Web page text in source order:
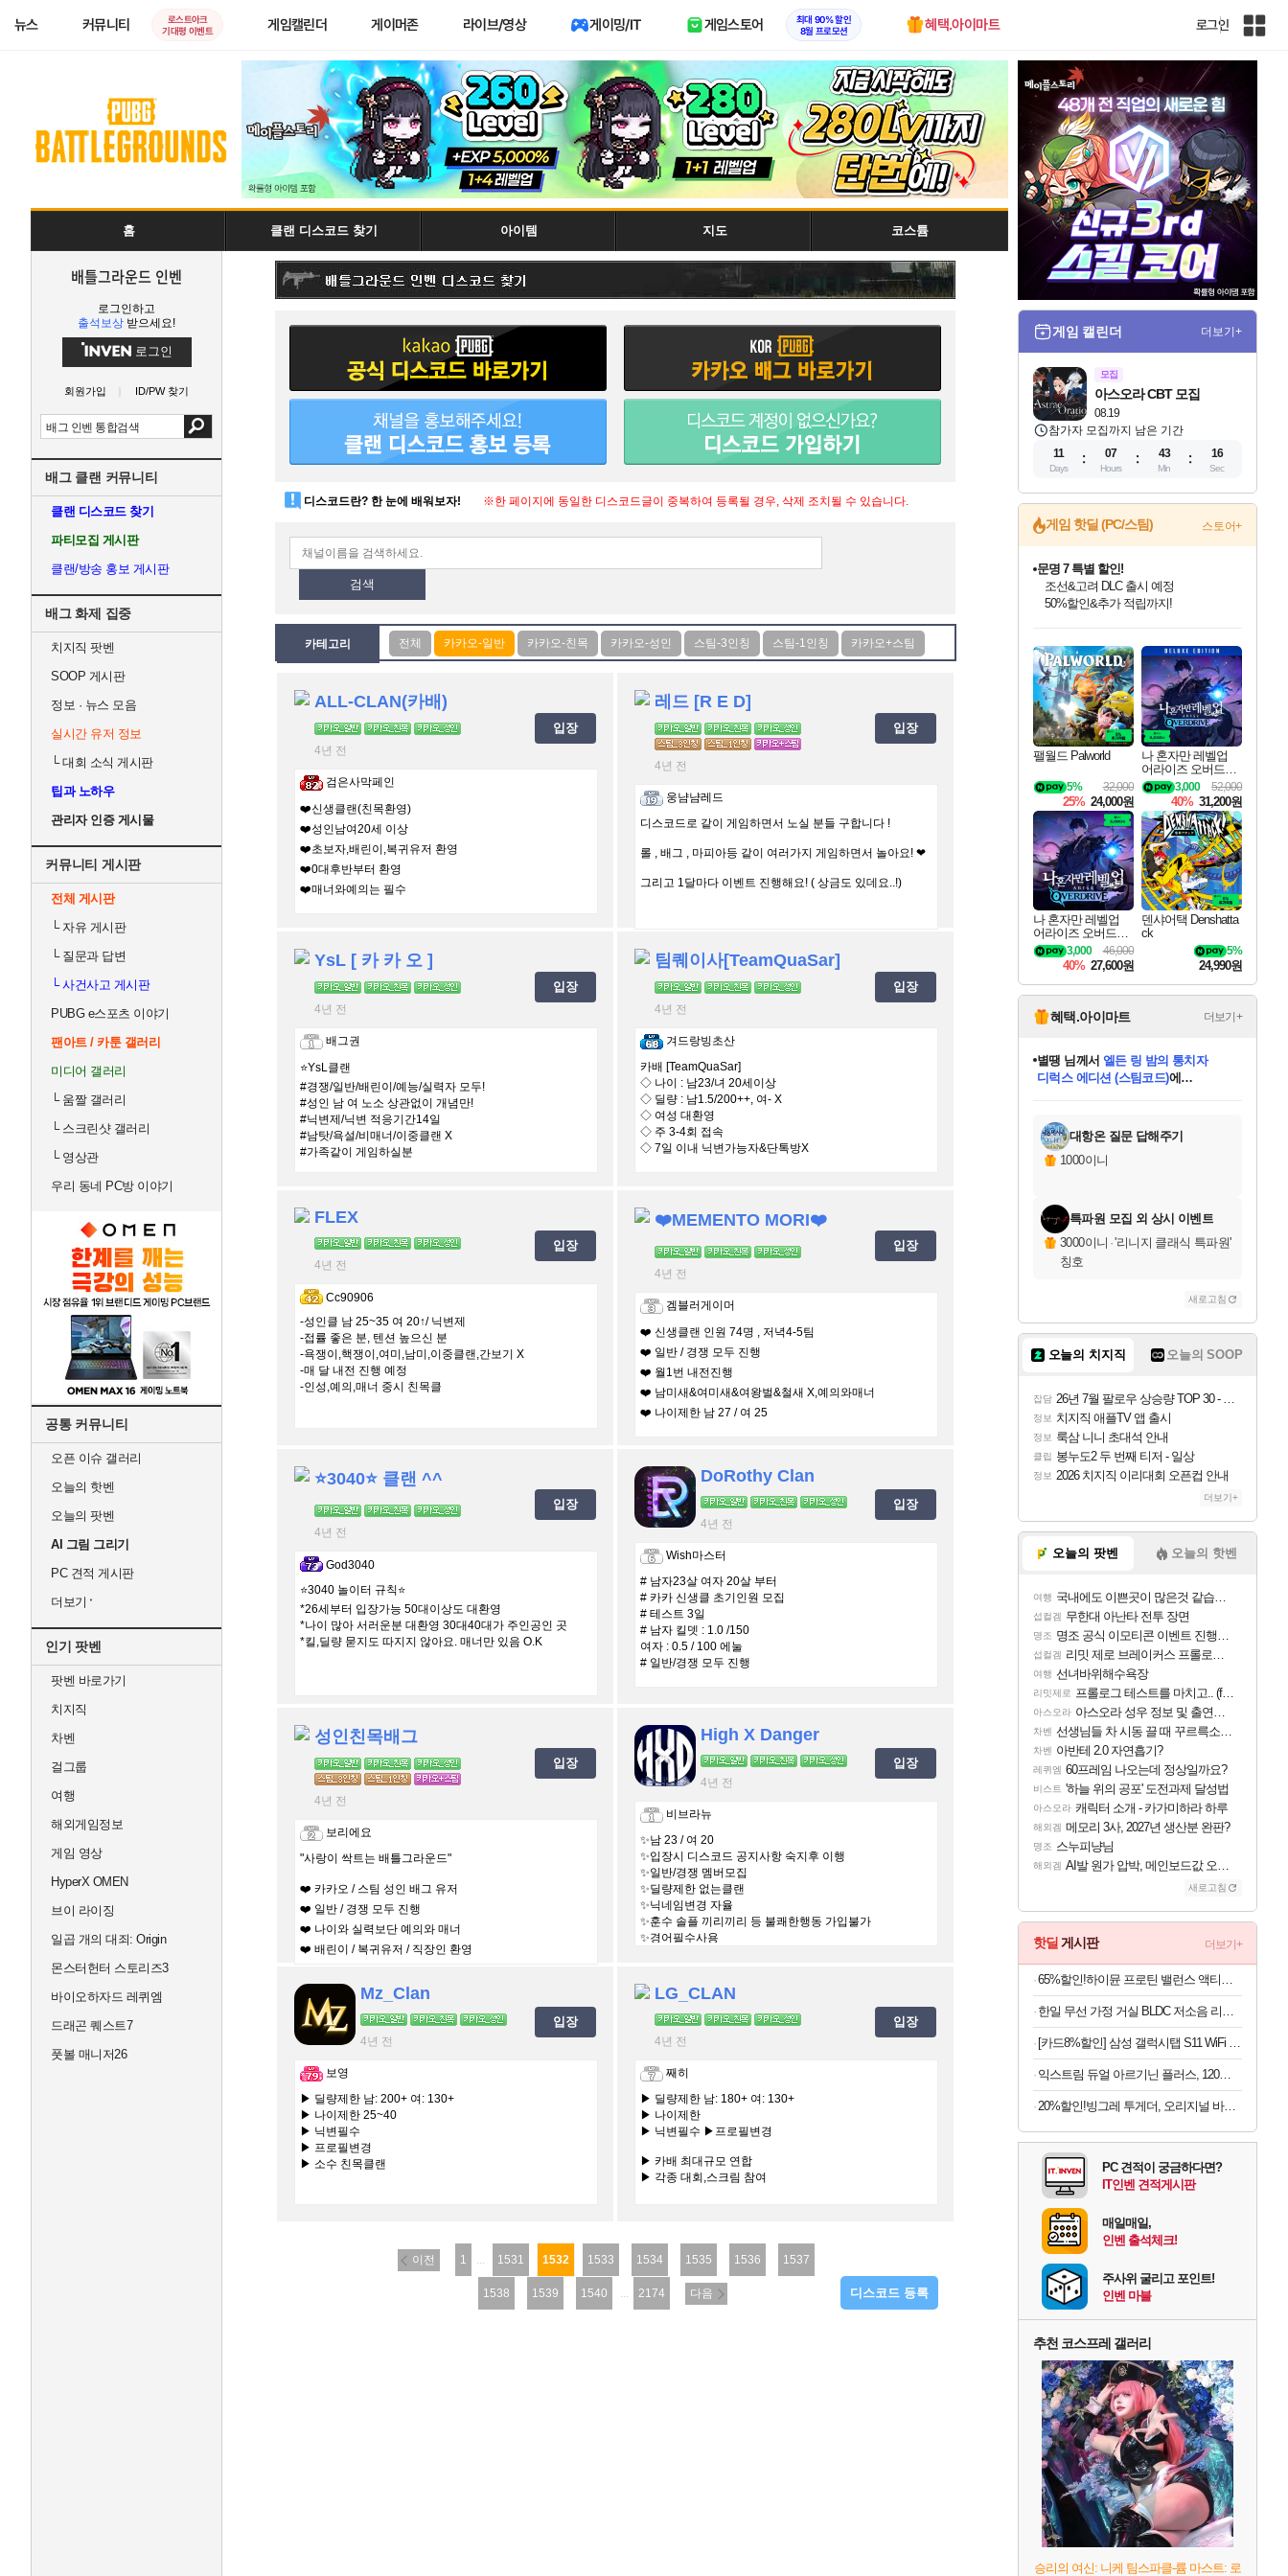
뉴스 커뮤니티
로스트아크
기대평 이벤트
게임캘린더 게이머존 라이브/영상 게이밍/IT 게임스토어
최대 90% 할인
8월 프로모션
혜택.아이마트 로그인
인
홈 클랜 디스코드 찾기 아이템 지도 코스튬
배틀그라운드 인벤
로그인하고
출석보상 받으세요!
로그인
회원가입 ID/PW 찾기
배그 클랜 커뮤니티
클랜 디스코드 찾기
파티모집 게시판
클랜/방송 홍보 게시판
배그 화제 집중
치지직 팟벤
SOOP 게시판
정보 · 뉴스 모음
실시간 유저 정보
└대회 소식 게시판
팁과 노하우
관리자 인증 게시물
커뮤니티 게시판
전체 게시판
└자유 게시판
└질문과 답변
└사건사고 게시판
PUBG e스포츠 이야기
팬아트 / 카툰 갤러리
미디어 갤러리
└움짤 갤러리
└스크린샷 갤러리
└영상관
우리 동네 PC방 이야기
공통 커뮤니티
오픈 이슈 갤러리
오늘의 핫벤
오늘의 팟벤
AI 그림 그리기
PC 견적 게시판
더보기
인기 팟벤
팟벤 바로가기
치지직
차벤
걸그룹
여행
해외게임정보
게임 영상
HyperX OMEN
브이 라이징
일곱 개의 대죄: Origin
몬스터헌터 스토리즈3
바이오하자드 레퀴엠
드래곤 퀘스트7
풋볼 매니저26
디스코드란? 한 눈에 배워보자! ※한 페이지에 동일한 디스코드글이 중복하여 등록될 경우, 삭제 조치될 수 있습니다.
검색
카테고리
ALL-CLAN(카배)
4년 전
입장
검은사막페인
❤️신생클랜(친목환영)
❤️성인남여20세 이상
❤️초보자,배린이,복귀유저 환영
❤️0대후반부터 환영
❤️매너와예의는 필수
레드 [R E D]
4년 전
입장
웅냠냠레드
디스코드로 같이 게임하면서 노실 분들 구합니다 !
롤 , 배그 , 마피아등 같이 여러가지 게임하면서 놀아요! ❤
그리고 1달마다 이벤트 진행해요! ( 상금도 있데요..!)
YsL [ 카 카 오 ]
4년 전
입장
배그권
⭐️YsL클랜
#경쟁/일반/배린이/예능/실력자 모두!
#성인 남 여 노소 상관없이 개념만!
#닉변제/닉변 적응기간14일
#남탓/욕설/비매너/이중클랜 X
#가족같이 게임하실분
팀퀘이사[TeamQuaSar]
4년 전
입장
겨드랑빙초산
카배 [TeamQuaSar]
◇ 나이 : 남23/녀 20세이상
◇ 딜량 : 남1.5/200++, 여- X
◇ 여성 대환영
◇ 주 3-4회 접속
◇ 7일 이내 닉변가능자&단톡방X
FLEX
4년 전
입장
Cc90906
-성인클 남 25~35 여 20↑/ 닉변제
-접률 좋은 분, 텐션 높으신 분
-욕쟁이,핵쟁이,여미,남미,이중클랜,간보기 X
-매 달 내전 진행 예정
-인성,예의,매너 중시 친목클
❤️MEMENTO MORI❤️
4년 전
입장
겜블러게이머
❤️ 신생클랜 인원 74명 , 저녁4-5팀
❤️ 일반 / 경쟁 모두 진행
❤️ 월1번 내전진행
❤️ 남미새&여미새&여왕벌&철새 X,예의와매너
❤️ 나이제한 남 27 / 여 25
⭐️3040⭐️ 클랜 ^^
4년 전
입장
God3040
⭐️3040 놀이터 규칙⭐️
*26세부터 입장가능 50대이상도 대환영
*나이 많아 서러운분 대환영 30대40대가 주인공인 곳
*킬,딜량 묻지도 따지지 않아요. 매너만 있음 O.K
DoRothy Clan
4년 전
입장
Wish마스터
# 남자23살 여자 20살 부터
# 카카 신생클 초기인원 모집
# 테스트 3일
# 남자 킬뎃 : 1.0 /150
여자 : 0.5 / 100 에눌
# 일반/경쟁 모두 진행
성인친목배그
4년 전
입장
보리에요
"사랑이 싹트는 배틀그라운드"
❤️ 카카오 / 스팀 성인 배그 유저
❤️ 일반 / 경쟁 모두 진행
❤️ 나이와 실력보단 예의와 매너
❤️ 배린이 / 복귀유저 / 직장인 환영
High X Danger
4년 전
입장
비브라뉴
✨남 23 / 여 20
✨입장시 디스코드 공지사항 숙지후 이행
✨일반/경쟁 멤버모집
✨딜량제한 없는클랜
✨닉네임변경 자율
✨훈수 솔플 끼리끼리 등 불쾌한행동 가입불가
✨경어필수사용
Mz_Clan
4년 전
입장
보영
▶ 딜량제한 남: 200+ 여: 130+
▶ 나이제한 25~40
▶ 닉변필수
▶ 프로필변경
▶ 소수 친목클랜
LG_CLAN
4년 전
입장
째히
▶ 딜량제한 남: 180+ 여: 130+
▶ 나이제한
▶ 닉변필수 ▶프로필변경
▶ 카배 최대규모 연합
▶ 각종 대회,스크림 참여
이전 1 ... 1531 1532 1533 1534 1535 1536 1537
1538 1539 1540 ... 2174 다음 디스코드 등록
게임 캘린더 더보기+
모집
08.19
아스오라 CBT 모집
참가자 모집까지 남은 기간
11
Days
07
Hours
43
Min
15
Sec
게임 핫딜 (PC/스팀) 스토어+
최대 90% 할인가를 만나보세요!
네이버혜택과 함께 만나보세요!
문명 7 특별 할인!
50%할인&추가 적립까지!
마블 투혼 파이팅 소울즈 정식출시!
마블 히어로 총 출동&화려한 격투!
이니&베니 혜택까지!
네이버 혜택가와 함께 예약하세요!
할인&네이버혜택으로 만나보세요!
네이버페이 혜택과 만나보세요!
40주년 프로모션으로 만나보세요!
할인가에 만나보세요!
일부 에디션 상시 할인!
혜택으로 예약 판매 중
편안하게 충전하세요
팰월드 Palworld
32,000
5%
25% 24,000원
나 혼자만 레벨업
어라이즈 오버드라
이브 디럭스 에디션
Solo Leveling Arise
Overdrive Deluxe Edi
tion
52,000
3,000
40% 31,200원
나 혼자만 레벨업
어라이즈 오버드라
이브 Solo Leveling A
rise
46,000
3,000
40% 27,600원
덴샤어택 Denshatta
ck
5%
24,990원
혜택.아이마트 더보기+
교환.
당첨되셨습니다.
니코 님께서 (본편포함) 데이브 더
다이버 인 더 정글 번들 (스팀코드)
당첨되셨습니다.
당첨되셨습니다.
당첨되셨습니다.
당첨되셨습니다.
당첨되셨습니다.
에디션 (스팀코드)를 교환.
당첨되셨습니다.
대항온 질문 답해주기
1000이니
특파원 모집 외 상시 이벤트
3000이니 ·'리니지 클래식 특파원'
칭호
새로고침
오늘의 치지직 오늘의 SOOP
잡담 26년 7월 팔로우 상승량 TOP 30 - 월간 치지직
정보 치지직 애플TV 앱 출시
정보 룩삼 니니 초대석 안내
클립 봉누도2 두 번째 티저 - 일상
정보 2026 치지직 이리대회 오픈컵 안내
더보기+
오늘의 팟벤 오늘의 핫벤
여행 국내에도 이쁜곳이 많은것 같습니다
섭컬겜 무한대 아난타 전투 장면
명조 명조 공식 이모티콘 이벤트 진행해봤습니다! 참여부터 추첨까지????
섭컬겜 리밋 제로 브레이커스 프롤로그 테스트 후기 영상 업로드
여행 선녀바위해수욕장
리밋제로 프롤로그 테스트를 마치고.. (feat. 리아)
아스오라 아스오라 성우 정보 및 출연작 모음
차벤 선생님들 차 시동 끌 때 꾸르륵소리나는데
차벤 아반테 2.0 자연흡기?
레퀴엠 60프레임 나오는데 정상일까요?
비스트 '하늘 위의 공포' 도전과제 달성법
아스오라 캐릭터 소개 - 카가미하라 하루
해외겜 메모리 3사, 2027년 생산분 완판?
명조 스누피냥님
해외겜 AI발 원가 압박, 메인보드값 오르나
새로고침
핫딜 게시판 더보기+
65%할인!하이뮨 프로틴 밸런스 액티브 제로, 밀크쉐이크, 250ml, 18개
한일 무선 가정 거실 BLDC 저소음 리모컨 듀오에어 써큘레이터
[카드8%할인] 삼성 갤럭시탭 S11 WiFi 128GB 27.8cm(11형) S펜포함 태블릿PC
익스트림 듀얼 아르기닌 플러스, 120정, 1개
20%할인!빙그레 투게더, 오리지널 바닐라, 270ml, 8개
PC 견적이 궁금하다면?
IT인벤 견적게시판
매일매일,
인벤 출석체크!
주사위 굴리고 포인트!
인벤 마블
추천 코스프레 갤러리
승리의 여신: 니케 팀스파클-륨 마스트: 로